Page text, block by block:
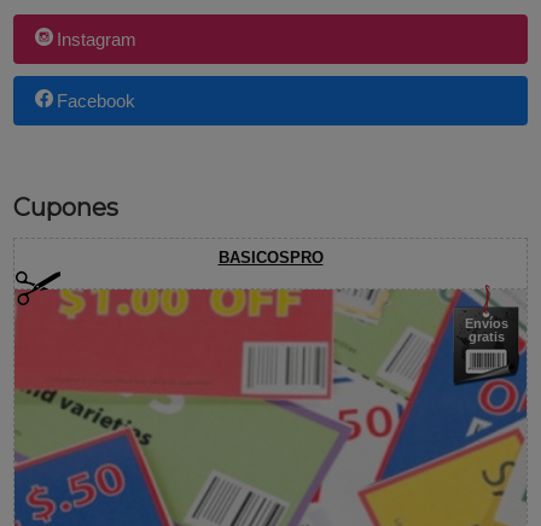
Instagram
Facebook
Cupones
BASICOSPRO
Envíos
gratis